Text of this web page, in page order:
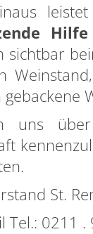
Hilfe
sichtbar
gebackene
uns
St.
Tel.: 0211